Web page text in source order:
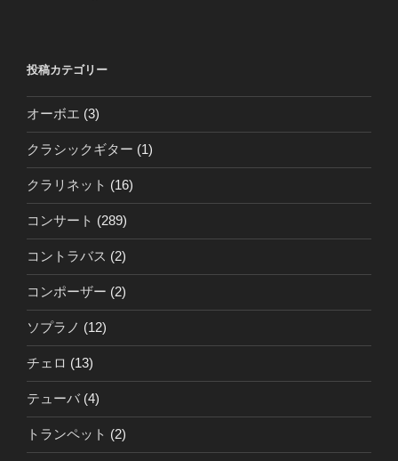
投稿カテゴリー
オーボエ (3)
クラシックギター (1)
クラリネット (16)
コンサート (289)
コントラバス (2)
コンポーザー (2)
ソプラノ (12)
チェロ (13)
テューバ(4)
トランペット (2)